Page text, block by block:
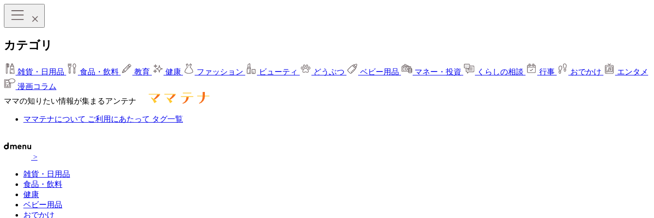
カテゴリ
雑貨・日用品 食品・飲料 教育 健康 ファッション ビューティ どうぶつ ベビー用品 マネー・投資 くらしの相談 行事 おでかけ
エンタメ
漫画コラム
ママの知りたい情報が集まるアンテナ
ママテナについて ご利用にあたって タグ一覧
>
雑貨・日用品
食品・飲料
健康
ベビー用品
おでかけ